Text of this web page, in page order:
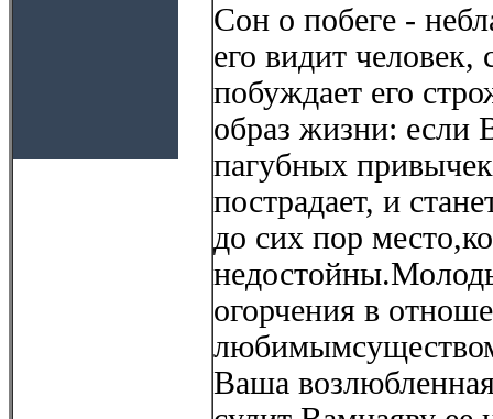
Сон о побеге -
его видит
побуждает его
образ жизни: если
пагубных
пострадает, и
до сих пор
огорчения в
Ваша